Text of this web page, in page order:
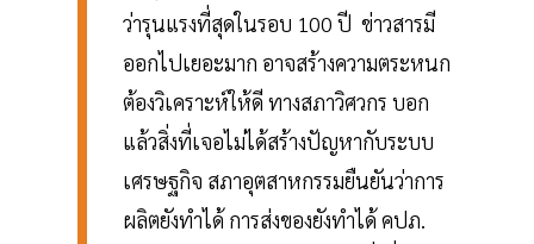
ว่ารุนแรงที่สุดในรอบ 100 ปี ข่าวสารมี
ออกไปเยอะมาก อาจสร้างความตระหนก
ต้องวิเคราะห์ให้ดี ทางสภาวิศวกร บอก
แล้วสิ่งที่เจอไม่ได้สร้างปัญหากับระบบ
เศรษฐกิจ สภาอุตสาหกรรมยืนยันว่าการ
ผลิตยังทำได้ การส่งของยังทำได้ คปภ.